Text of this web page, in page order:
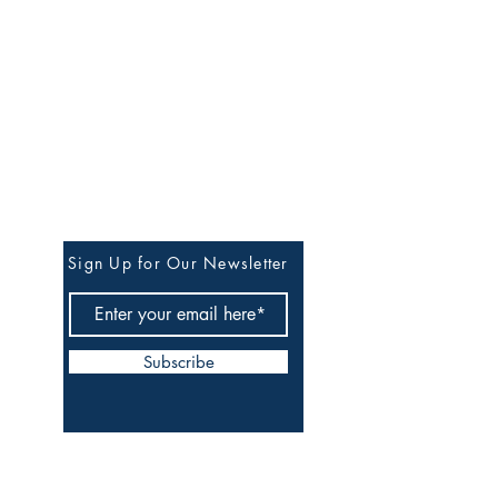
Sign Up for Our Newsletter
Subscribe